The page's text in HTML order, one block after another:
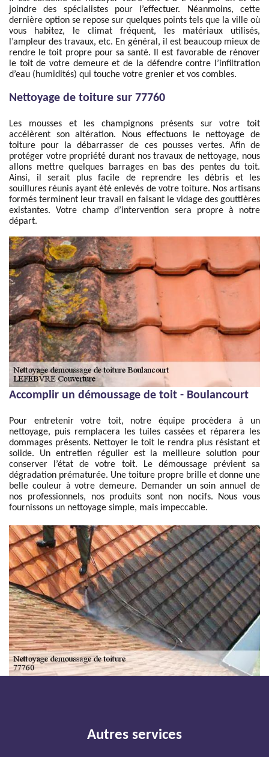
joindre des spécialistes pour l’effectuer. Néanmoins, cette
dernière option se repose sur quelques points tels que la ville où
vous habitez, le climat fréquent, les matériaux utilisés,
l’ampleur des travaux, etc. En général, il est beaucoup mieux de
rendre le toit propre pour sa santé. Il est favorable de rénover
le toit de votre demeure et de la défendre contre l’infiltration
d’eau (humidités) qui touche votre grenier et vos combles.
Nettoyage de toiture sur 77760
Les mousses et les champignons présents sur votre toit
accélèrent son altération. Nous effectuons le nettoyage de
toiture pour la débarrasser de ces pousses vertes. Afin de
protéger votre propriété durant nos travaux de nettoyage, nous
allons mettre quelques barrages en bas des pentes du toit.
Ainsi, il serait plus facile de reprendre les débris et les
souillures réunis ayant été enlevés de votre toiture. Nos artisans
formés terminent leur travail en faisant le vidage des gouttières
existantes. Votre champ d’intervention sera propre à notre
départ.
Accomplir un démoussage de toit - Boulancourt
Pour entretenir votre toit, notre équipe procèdera à un
nettoyage, puis remplacera les tuiles cassées et réparera les
dommages présents. Nettoyer le toit le rendra plus résistant et
solide. Un entretien régulier est la meilleure solution pour
conserver l’état de votre toit. Le démoussage prévient sa
dégradation prématurée. Une toiture propre brille et donne une
belle couleur à votre demeure. Demander un soin annuel de
nos professionnels, nos produits sont non nocifs. Nous vous
fournissons un nettoyage simple, mais impeccable.
Autres services